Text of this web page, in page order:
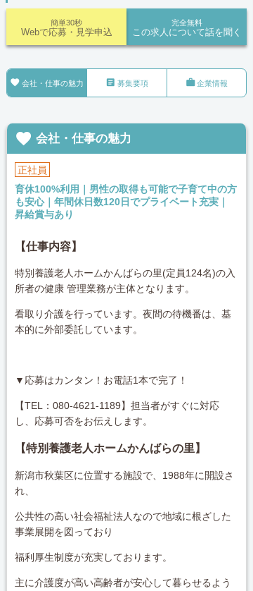
完全無料
この求人について話を聞く
簡単30秒
Webで応募・見学申込
 会社・仕事の魅力  募集要項 企業情報
 会社・仕事の魅力
正社員
育休100%利用｜男性の取得も可能で子育て中の方
も安心｜年間休日数120日でプライベート充実｜
昇給賞与あり
【仕事内容】
特別養護老人ホームかんばらの里(定員124名)の入
所者の健康 管理業務が主体となります。
看取り介護を行っています。夜間の待機番は、基
本的に外部委託しています。
▼応募はカンタン！お電話1本で完了！
【TEL：080-4621-1189】担当者がすぐに対応
し、応募可否をお伝えします。
【特別養護老人ホームかんばらの里】
新潟市秋葉区に位置する施設で、1988年に開設さ
れ、
公共性の高い社会福祉法人なので地域に根ざした
事業展開を図っており
福利厚生制度が充実しております。
主に介護度が高い高齢者が安心して暮らせるよう